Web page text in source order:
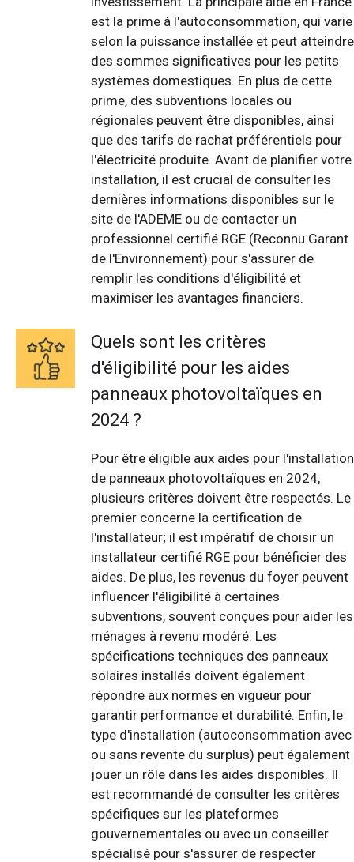
est la prime à l'autoconsommation, qui varie
selon la puissance installée et peut atteindre
des sommes significatives pour les petits
systèmes domestiques. En plus de cette
prime, des subventions locales ou
régionales peuvent être disponibles, ainsi
que des tarifs de rachat préférentiels pour
l'électricité produite. Avant de planifier votre
installation, il est crucial de consulter les
dernières informations disponibles sur le
site de l'ADEME ou de contacter un
professionnel certifié RGE (Reconnu Garant
de l'Environnement) pour s'assurer de
remplir les conditions d'éligibilité et
maximiser les avantages financiers.
Quels sont les critères
d'éligibilité pour les aides
panneaux photovoltaïques en
2024 ?
Pour être éligible aux aides pour l'installation
de panneaux photovoltaïques en 2024,
plusieurs critères doivent être respectés. Le
premier concerne la certification de
l'installateur; il est impératif de choisir un
installateur certifié RGE pour bénéficier des
aides. De plus, les revenus du foyer peuvent
influencer l'éligibilité à certaines
subventions, souvent conçues pour aider les
ménages à revenu modéré. Les
spécifications techniques des panneaux
solaires installés doivent également
répondre aux normes en vigueur pour
garantir performance et durabilité. Enfin, le
type d'installation (autoconsommation avec
ou sans revente du surplus) peut également
jouer un rôle dans les aides disponibles. Il
est recommandé de consulter les critères
spécifiques sur les plateformes
gouvernementales ou avec un conseiller
spécialisé pour s'assurer de respecter